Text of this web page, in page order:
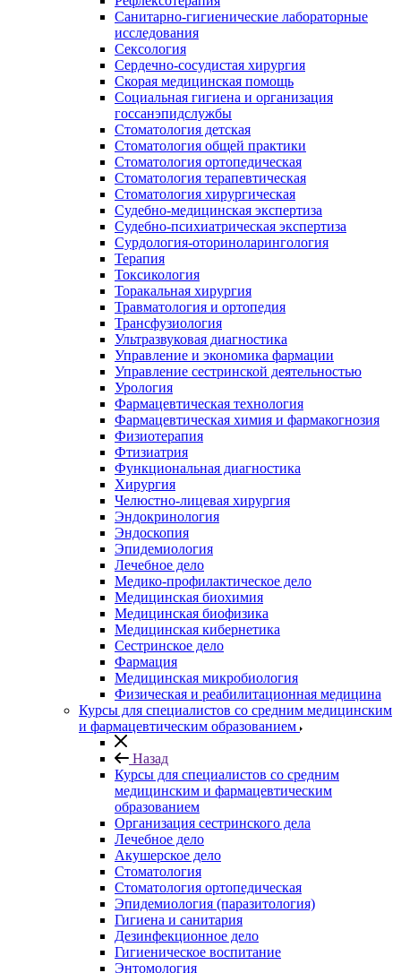
Санитарно-гигиенические лабораторные
исследования
Сексология
Сердечно-сосудистая хирургия
Скорая медицинская помощь
Социальная гигиена и организация
госсанэпидслужбы
Стоматология детская
Стоматология общей практики
Стоматология ортопедическая
Стоматология терапевтическая
Стоматология хирургическая
Судебно-медицинская экспертиза
Судебно-психиатрическая экспертиза
Сурдология-оториноларингология
Терапия
Токсикология
Торакальная хирургия
Травматология и ортопедия
Трансфузиология
Ультразвуковая диагностика
Управление и экономика фармации
Управление сестринской деятельностью
Урология
Фармацевтическая технология
Фармацевтическая химия и фармакогнозия
Физиотерапия
Фтизиатрия
Функциональная диагностика
Хирургия
Челюстно-лицевая хирургия
Эндокринология
Эндоскопия
Эпидемиология
Лечебное дело
Медико-профилактическое дело
Медицинская биохимия
Медицинская биофизика
Медицинская кибернетика
Сестринское дело
Фармация
Медицинская микробиология
Физическая и реабилитационная медицина
Курсы для специалистов со средним медицинским
и фармацевтическим образованием
Назад
Курсы для специалистов со средним
медицинским и фармацевтическим
образованием
Организация сестринского дела
Лечебное дело
Акушерское дело
Стоматология
Стоматология ортопедическая
Эпидемиология (паразитология)
Гигиена и санитария
Дезинфекционное дело
Гигиеническое воспитание
Энтомология